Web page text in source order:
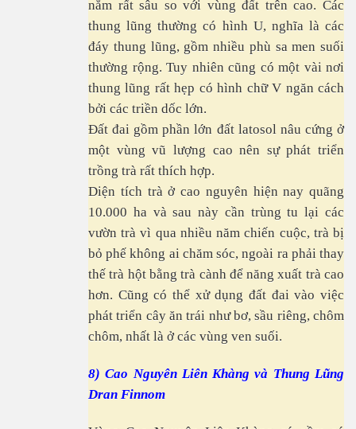
nằm rất sâu so với vùng đất trên cao. Các
thung lũng thường có hình U, nghĩa là các
đáy thung lũng, gồm nhiều phù sa men suối
thường rộng. Tuy nhiên cũng có một vài nơi
thung lũng rất hẹp có hình chữ V ngăn cách
bởi các triền dốc lớn.
Đất đai gồm phần lớn đất latosol nâu cứng ở
một vùng vũ lượng cao nên sự phát triển
trồng trà rất thích hợp.
Diện tích trà ở cao nguyên hiện nay quãng
10.000 ha và sau này cần trùng tu lại các
vườn trà vì qua nhiều năm chiến cuộc, trà bị
bỏ phế không ai chăm sóc, ngoài ra phải thay
thế trà hột bằng trà cành để năng xuất trà cao
hơn. Cũng có thể xử dụng đất đai vào việc
phát triển cây ăn trái như bơ, sầu riêng, chôm
chôm, nhất là ở các vùng ven suối.
8) Cao Nguyên Liên Khàng và Thung Lũng
Dran Finnom